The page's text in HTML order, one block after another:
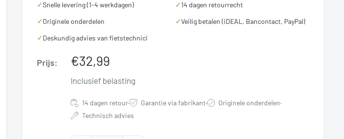
✓Snelle levering (1-4 werkdagen) ✓14 dagen retourrecht
✓Originele onderdelen ✓Veilig betalen (iDEAL, Bancontact, PayPal)
✓Deskundig advies van fietstechnici
Prijs: Verkoopprijs
€32,99
Inclusief belasting
14 dagen retour· Garantie via fabrikant· Originele onderdelen·
Technisch advies